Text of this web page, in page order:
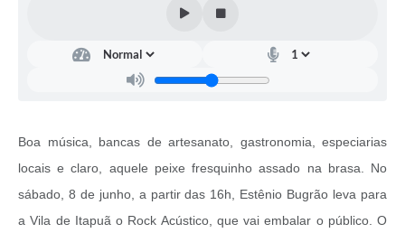
Boa música, bancas de artesanato, gastronomia, especiarias
locais e claro, aquele peixe fresquinho assado na brasa. No
sábado, 8 de junho, a partir das 16h, Estênio Bugrão leva para
a Vila de Itapuã o Rock Acústico, que vai embalar o público. O